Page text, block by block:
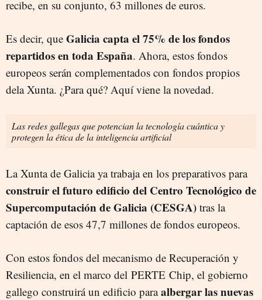
recibe, en su conjunto, 63 millones de euros.
Es decir, que Galicia capta el 75% de los fondos
repartidos en toda España. Ahora, estos fondos
europeos serán complementados con fondos propios
dela Xunta. ¿Para qué? Aquí viene la novedad.
Las redes gallegas que potencian la tecnología cuántica y
protegen la ética de la inteligencia artificial
La Xunta de Galicia ya trabaja en los preparativos para
construir el futuro edificio del Centro Tecnológico de
Supercomputación de Galicia (CESGA) tras la
captación de esos 47,7 millones de fondos europeos.
Con estos fondos del mecanismo de Recuperación y
Resiliencia, en el marco del PERTE Chip, el gobierno
gallego construirá un edificio paraalbergar las nuevas